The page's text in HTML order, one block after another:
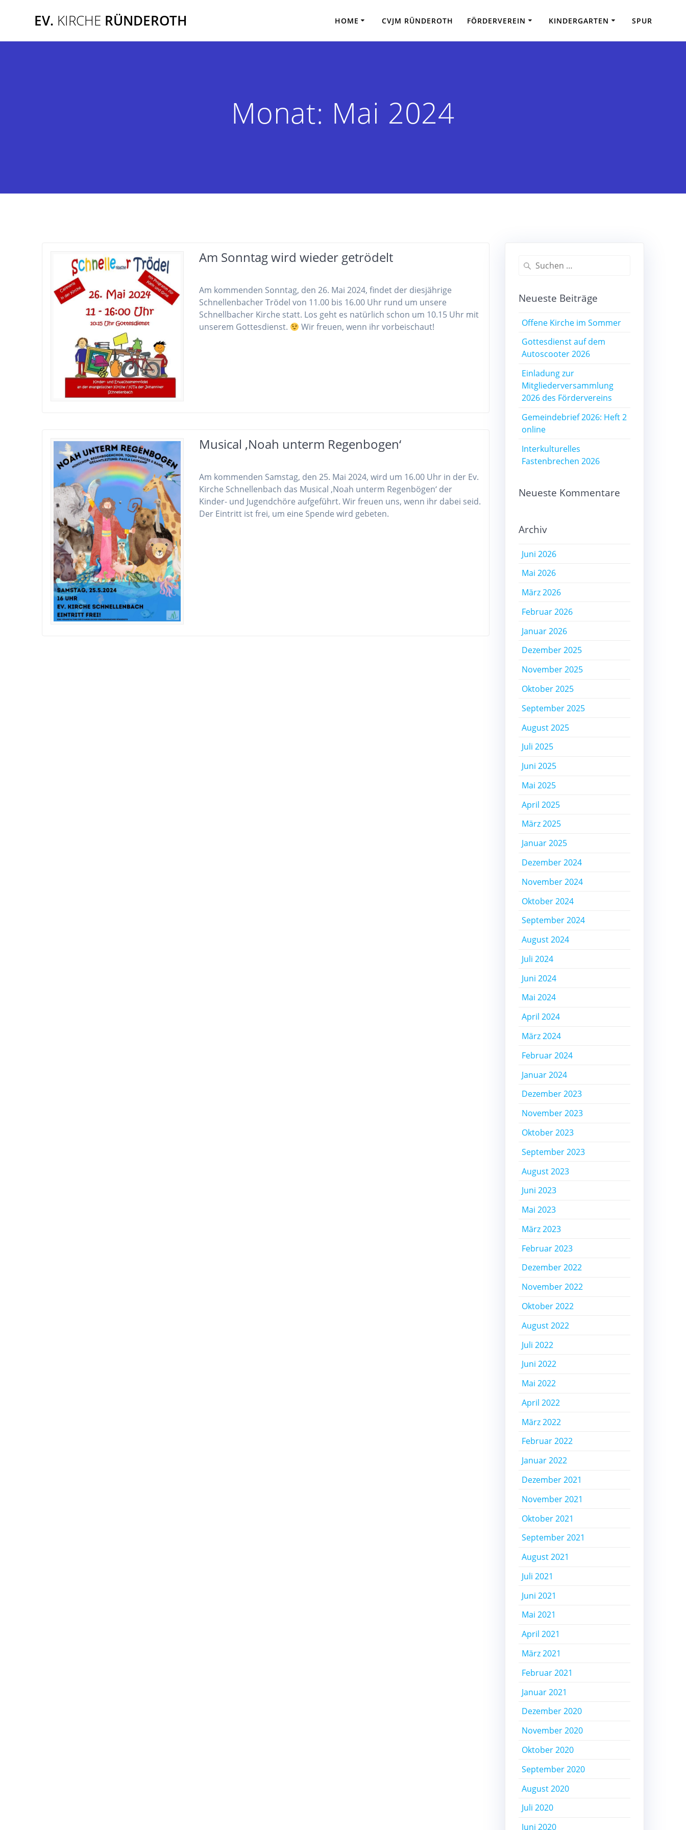
EV. KIRCHE RÜNDEROTH HOME CVJM RÜNDEROTH FÖRDERVEREIN KINDERGARTEN SPUR
Monat: Mai 2024
Am Sonntag wird wieder getrödelt
Am kommenden Sonntag, den 26. Mai 2024, findet der diesjährige
Schnellenbacher Trödel von 11.00 bis 16.00 Uhr rund um unsere
Schnellbacher Kirche statt. Los geht es natürlich schon um 10.15 Uhr mit
unserem Gottesdienst.
Wir freuen, wenn ihr vorbeischaut!
Musical ‚Noah unterm Regenbogen‘
Am kommenden Samstag, den 25. Mai 2024, wird um 16.00 Uhr in der Ev.
Kirche Schnellenbach das Musical ‚Noah unterm Regenbögen‘ der
Kinder- und Jugendchöre aufgeführt. Wir freuen uns, wenn ihr dabei seid.
Der Eintritt ist frei, um eine Spende wird gebeten.
Suchen
Neueste Beiträge
Offene Kirche im Sommer
Gottesdienst auf dem
Autoscooter 2026
Einladung zur
Mitgliederversammlung
2026 des Fördervereins
Gemeindebrief 2026: Heft 2
online
Interkulturelles
Fastenbrechen 2026
Neueste Kommentare
Archiv
Juni 2026
Mai 2026
März 2026
Februar 2026
Januar 2026
Dezember 2025
November 2025
Oktober 2025
September 2025
August 2025
Juli 2025
Juni 2025
Mai 2025
April 2025
März 2025
Januar 2025
Dezember 2024
November 2024
Oktober 2024
September 2024
August 2024
Juli 2024
Juni 2024
Mai 2024
April 2024
März 2024
Februar 2024
Januar 2024
Dezember 2023
November 2023
Oktober 2023
September 2023
August 2023
Juni 2023
Mai 2023
März 2023
Februar 2023
Dezember 2022
November 2022
Oktober 2022
August 2022
Juli 2022
Juni 2022
Mai 2022
April 2022
März 2022
Februar 2022
Januar 2022
Dezember 2021
November 2021
Oktober 2021
September 2021
August 2021
Juli 2021
Juni 2021
Mai 2021
April 2021
März 2021
Februar 2021
Januar 2021
Dezember 2020
November 2020
Oktober 2020
September 2020
August 2020
Juli 2020
Juni 2020